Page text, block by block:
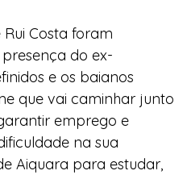
Costa foram
do ex-
e os baianos
que vai caminhar junto
emprego e
na sua
Aiquara para estudar,